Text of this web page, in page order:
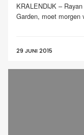
KRALENDIJK –
Garden, moet morgen
29 JUNI 2015